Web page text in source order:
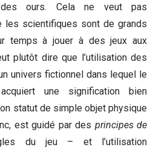
des ours. Cela ne veut pas
les scientifiques sont de grands
temps à jouer à des jeux aux
plutôt dire que l’utilisation des
univers fictionnel dans lequel le
une signification bien
statut de simple objet physique
est guidé par des principes de
du jeu – et l’utilisation